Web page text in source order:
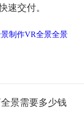
速交付。
制作VR全景全景
景需要多少钱